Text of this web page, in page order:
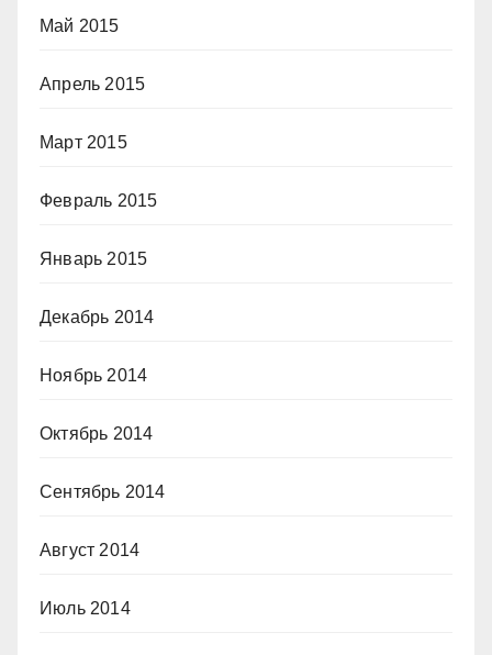
Май 2015
Апрель 2015
Март 2015
Февраль 2015
Январь 2015
Декабрь 2014
Ноябрь 2014
Октябрь 2014
Сентябрь 2014
Август 2014
Июль 2014